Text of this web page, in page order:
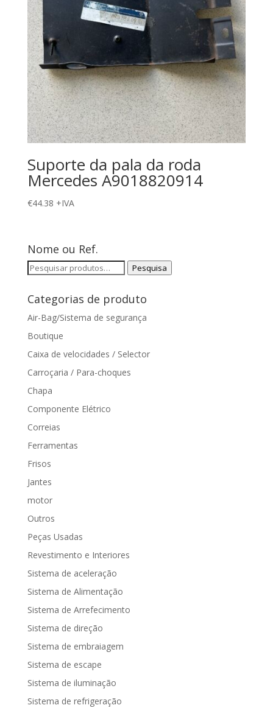
Suporte da pala da roda
Mercedes A9018820914
€44.38 +IVA
Nome ou Ref.
Pesquisar
Pesquisa
Categorias de produto
Air-Bag/Sistema de segurança
Boutique
Caixa de velocidades / Selector
Carroçaria / Para-choques
Chapa
Componente Elétrico
Correias
Ferramentas
Frisos
Jantes
motor
Outros
Peças Usadas
Revestimento e Interiores
Sistema de aceleração
Sistema de Alimentação
Sistema de Arrefecimento
Sistema de direção
Sistema de embraiagem
Sistema de escape
Sistema de iluminação
Sistema de refrigeração